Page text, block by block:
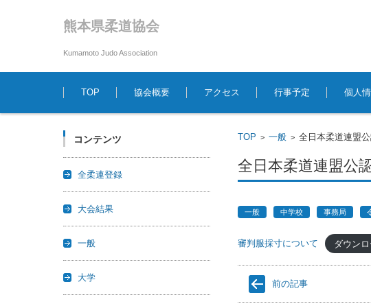
熊本県柔道協会
Kumamoto Judo Association
コンテンツに移動
TOP
協会概要 アクセス 行事予定 個人
TOP >一般 >全日本柔道連盟
全日本柔道連盟公
一般 中学校 事務局
審判服採寸について ダウン
前の記事
コンテンツ
全柔連登録
大会結果
一般
大学